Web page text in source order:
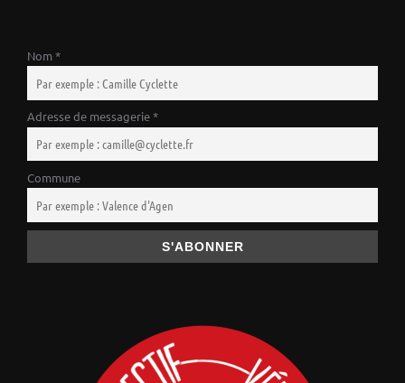
Nom *
Adresse de messagerie *
Commune